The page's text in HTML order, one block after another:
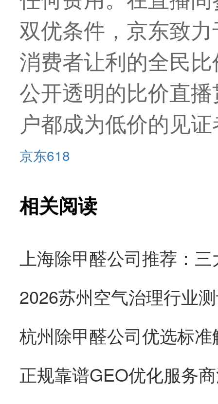
双优条件，京东致
消费者让利的全民
公开透明的比价直
户都成为低价的见
京东618
相关阅读
杭州除甲醛公司优选标